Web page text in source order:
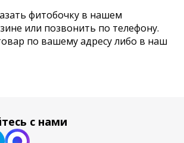
фитобочку в нашем
или позвонить по телефону.
по вашему адресу либо в наш